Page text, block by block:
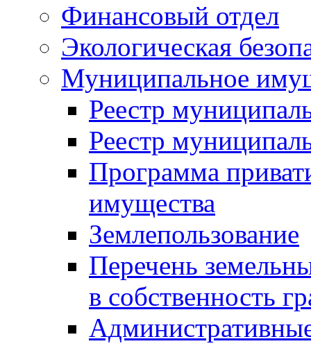
Финансовый отдел
Экологическая
Муниципальное
Реестр
Реестр
Программа
имущества
Землепользование
Перечень
в собственность